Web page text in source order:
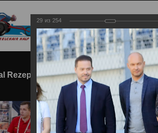
ГЛАВНАЯ
Rezept-Sport Wheelchair Half
29 из 254